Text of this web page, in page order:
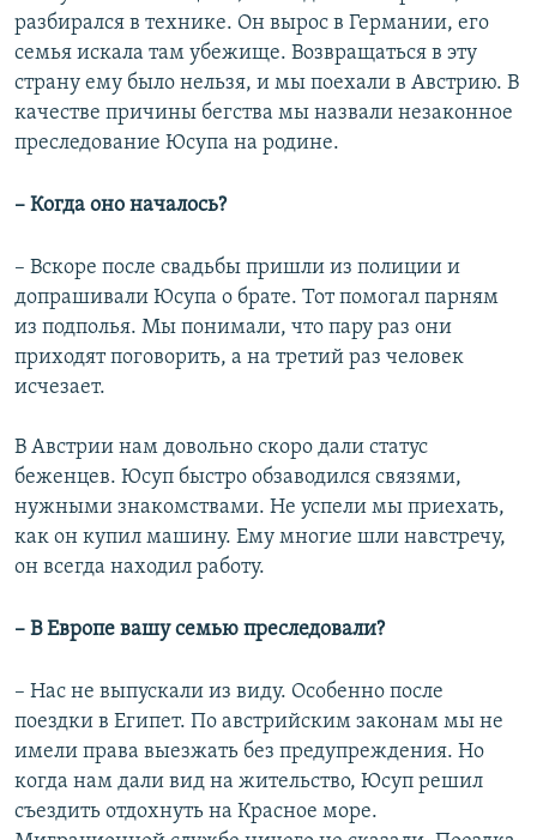
разбирался в технике. Он вырос в Германии, его
семья искала там убежище. Возвращаться в эту
страну ему было нельзя, и мы поехали в Австрию. В
качестве причины бегства мы назвали незаконное
преследование Юсупа на родине.
– Когда оно началось?
– Вскоре после свадьбы пришли из полиции и
допрашивали Юсупа о брате. Тот помогал парням
из подполья. Мы понимали, что пару раз они
приходят поговорить, а на третий раз человек
исчезает.
В Австрии нам довольно скоро дали статус
беженцев. Юсуп быстро обзаводился связями,
нужными знакомствами. Не успели мы приехать,
как он купил машину. Ему многие шли навстречу,
он всегда находил работу.
– В Европе вашу семью преследовали?
– Нас не выпускали из виду. Особенно после
поездки в Египет. По австрийским законам мы не
имели права выезжать без предупреждения. Но
когда нам дали вид на жительство, Юсуп решил
съездить отдохнуть на Красное море.